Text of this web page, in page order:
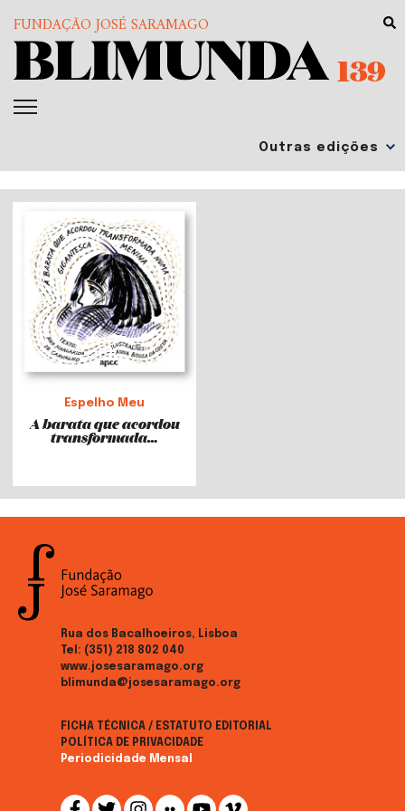
FUNDAÇÃO JOSÉ SARAMAGO
139
Espelho Meu
A barata que acordou
transformada…
Rua dos Bacalhoeiros, Lisboa
Tel: (351) 218 802 040
www.josesaramago.org
blimunda@josesaramago.org
FICHA TÉCNICA / ESTATUTO EDITORIAL
POLÍTICA DE PRIVACIDADE
Periodicidade Mensal